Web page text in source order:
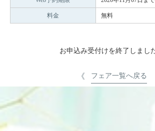
料金 無料
お申込み受付けを終了しまし
フェア一覧へ戻る